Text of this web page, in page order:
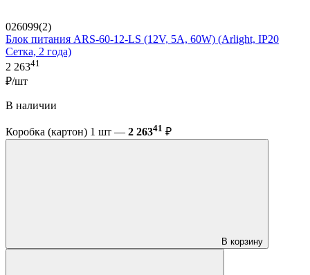
026099(2)
Блок питания ARS-60-12-LS (12V, 5A, 60W) (Arlight, IP20
Сетка, 2 года)
2 26341
₽/шт
В наличии
Коробка (картон) 1 шт — 2 26341 ₽
В корзину